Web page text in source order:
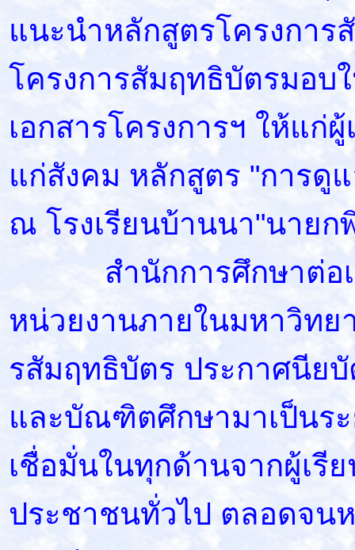
แนะนำหลักสูตรโครงการ
โครงการสัมฤทธิบัตรมอบ
เอกสารโครงการฯ ให้แก่
แก่สังคม หลักสูตร "การดู
ณ โรงเรียนบ้านนา"นาย
สำนักการศึกษาต่อเนื่
หน่วยงานภายในมหาวิทย
รสัมฤทธิบัตร ประกาศนีย
และบัณฑิตศึกษามาเป็นร
เชื่อมั่นในทุกด้านจากผู้เรี
ประชาชนทั่วไป ตลอดจน